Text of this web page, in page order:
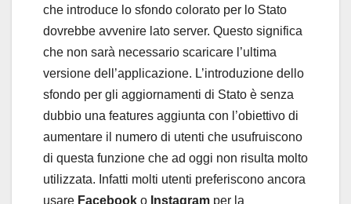
che introduce lo sfondo colorato per lo Stato
dovrebbe avvenire lato server. Questo significa
che non sarà necessario scaricare l’ultima
versione dell’applicazione. L’introduzione dello
sfondo per gli aggiornamenti di Stato è senza
dubbio una features aggiunta con l’obiettivo di
aumentare il numero di utenti che usufruiscono
di questa funzione che ad oggi non risulta molto
utilizzata. Infatti molti utenti preferiscono ancora
usare Facebook o Instagram per la